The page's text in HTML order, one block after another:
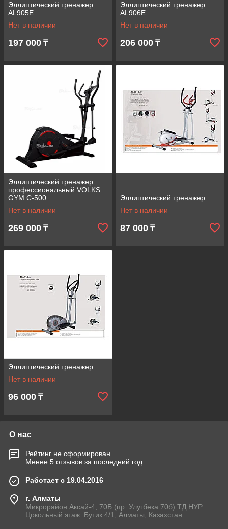
Эллиптический тренажер
AL905E
Нет в наличии
197 000 ₸
Эллиптический тренажер
AL906Е
Нет в наличии
206 000 ₸
Эллиптический тренажер
профессиональный VOLKS
GYM C-500
Нет в наличии
269 000 ₸
Эллиптический тренажер
Нет в наличии
87 000 ₸
Эллиптический тренажер
Нет в наличии
96 000 ₸
О нас
Рейтинг не сформирован
Менее 5 отзывов за последний год
Работает с 19.04.2016
г. Алматы
Микрорайон Аксай-4, 70Б (пр. Улугбека 70б) ТД НУР.
Цокольный этаж. Бутик 4/1, Алматы, Казахстан